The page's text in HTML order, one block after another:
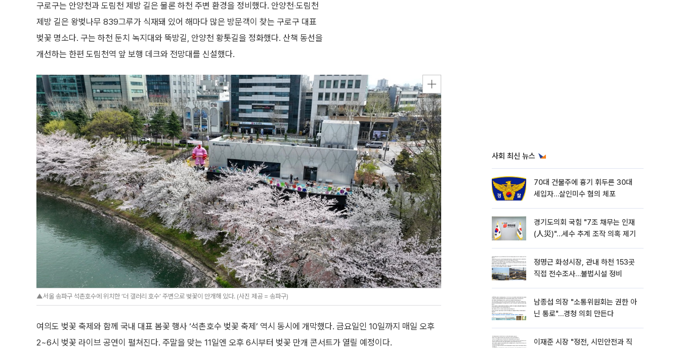
구로구는 안양천과 도림천 제방 길은 물론 하천 주변 환경을 정비했다. 안양천‧도림천
제방 길은 왕벚나무 839그루가 식재돼 있어 해마다 많은 방문객이 찾는 구로구 대표
벚꽃 명소다. 구는 하천 둔치 녹지대와 뚝방길, 안양천 황톳길을 정화했다. 산책 동선을
개선하는 한편 도림천역 앞 보행 데크와 전망대를 신설했다.
▲서울 송파구 석촌호수에 위치한 ‘더 갤러리 호수’ 주변으로 벚꽃이 만개해 있다. (사진 제공 = 송파구)
여의도 벚꽃 축제와 함께 국내 대표 봄꽃 행사 ‘석촌호수 벚꽃 축제’ 역시 동시에 개막했다. 금요일인 10일까지 매일 오후
2~6시 벚꽃 라이브 공연이 펼쳐진다. 주말을 맞는 11일엔 오후 6시부터 벚꽃 만개 콘서트가 열릴 예정이다.
사회 최신 뉴스
70대 건물주에 흉기 휘두른 30대
세입자…살인미수 혐의 체포
경기도의회 국힘 "7조 채무는 인재
(人災)"…세수 추계 조작 의혹 제기
정명근 화성시장, 관내 하천 153곳
직접 전수조사…불법시설 정비
남종섭 의장 "소통위원회는 권한 아
닌 통로"…경청 의회 만든다
이재준 시장 "정전, 시민안전과 직